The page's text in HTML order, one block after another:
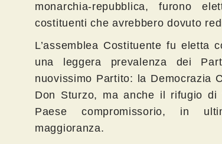
monarchia-repubblica, furono
costituenti che avrebbero dovuto
L’assemblea Costituente fu eletta
una leggera prevalenza dei
nuovissimo Partito: la Democrazia
Don Sturzo, ma anche il rifugio
Paese compromissorio, in
maggioranza.